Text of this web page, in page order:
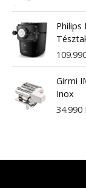
Philips
Girmi
Inox
34.990